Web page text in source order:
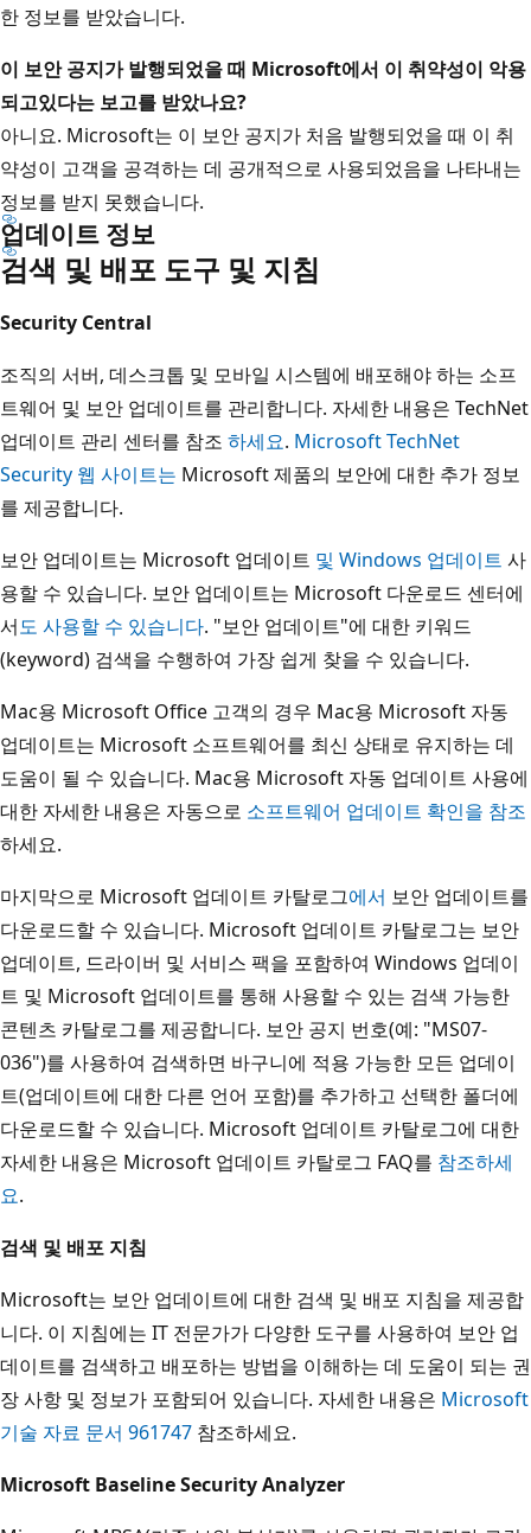
한 정보를 받았습니다.
이 보안 공지가 발행되었을 때 Microsoft에서 이 취약성이 악용
되고있다는 보고를 받았나요?
아니요. Microsoft는 이 보안 공지가 처음 발행되었을 때 이 취
약성이 고객을 공격하는 데 공개적으로 사용되었음을 나타내는
정보를 받지 못했습니다.
업데이트 정보
검색 및 배포 도구 및 지침
Security Central
조직의 서버, 데스크톱 및 모바일 시스템에 배포해야 하는 소프
트웨어 및 보안 업데이트를 관리합니다. 자세한 내용은 TechNet
업데이트 관리 센터를 참조 하세요. Microsoft TechNet
Security 웹 사이트는 Microsoft 제품의 보안에 대한 추가 정보
를 제공합니다.
보안 업데이트는 Microsoft 업데이트 및 Windows 업데이트 사
용할 수 있습니다. 보안 업데이트는 Microsoft 다운로드 센터에
서도 사용할 수 있습니다. "보안 업데이트"에 대한 키워드
(keyword) 검색을 수행하여 가장 쉽게 찾을 수 있습니다.
Mac용 Microsoft Office 고객의 경우 Mac용 Microsoft 자동
업데이트는 Microsoft 소프트웨어를 최신 상태로 유지하는 데
도움이 될 수 있습니다. Mac용 Microsoft 자동 업데이트 사용에
대한 자세한 내용은 자동으로 소프트웨어 업데이트 확인을 참조
하세요.
마지막으로 Microsoft 업데이트 카탈로그에서 보안 업데이트를
다운로드할 수 있습니다. Microsoft 업데이트 카탈로그는 보안
업데이트, 드라이버 및 서비스 팩을 포함하여 Windows 업데이
트 및 Microsoft 업데이트를 통해 사용할 수 있는 검색 가능한
콘텐츠 카탈로그를 제공합니다. 보안 공지 번호(예: "MS07-
036")를 사용하여 검색하면 바구니에 적용 가능한 모든 업데이
트(업데이트에 대한 다른 언어 포함)를 추가하고 선택한 폴더에
다운로드할 수 있습니다. Microsoft 업데이트 카탈로그에 대한
자세한 내용은 Microsoft 업데이트 카탈로그 FAQ를 참조하세
요.
검색 및 배포 지침
Microsoft는 보안 업데이트에 대한 검색 및 배포 지침을 제공합
니다. 이 지침에는 IT 전문가가 다양한 도구를 사용하여 보안 업
데이트를 검색하고 배포하는 방법을 이해하는 데 도움이 되는 권
장 사항 및 정보가 포함되어 있습니다. 자세한 내용은 Microsoft
기술 자료 문서 961747 참조하세요.
Microsoft Baseline Security Analyzer